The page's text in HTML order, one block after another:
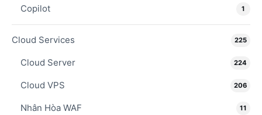
Copilot 1
Cloud Services 225
Cloud Server 224
Cloud VPS 206
Nhân Hòa WAF 11